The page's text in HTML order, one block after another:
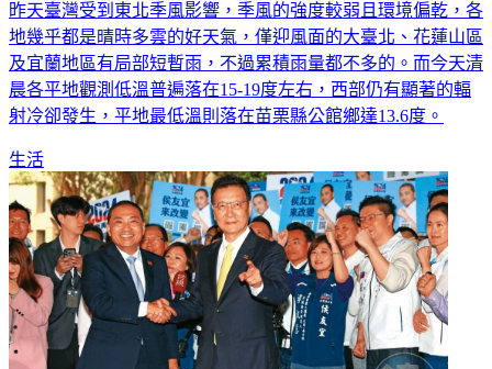
昨天臺灣受到東北季風影響，季風的強度較弱且環境偏乾，各
地幾乎都是晴時多雲的好天氣，僅迎風面的大臺北、花蓮山區
及宜蘭地區有局部短暫雨，不過累積雨量都不多的。而今天清
晨各平地觀測低溫普遍落在15-19度左右，西部仍有顯著的輻
射冷卻發生，平地最低溫則落在苗栗縣公館鄉達13.6度。
生活